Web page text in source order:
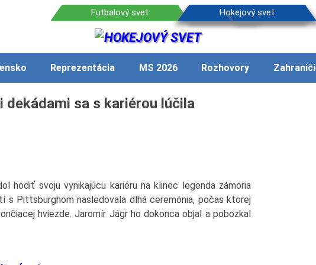
Reprezentácia MS 2026 Rozhovory
dekádami sa s kariérou lúčila
hodiť svoju vynikajúcu kariéru na klinec legenda zámoria
s Pittsburghom nasledovala dlhá ceremónia, počas ktorej
hviezde. Jaromír Jágr ho dokonca objal a pobozkal